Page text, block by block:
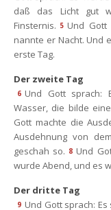
daß das Licht gut
Finsternis. 5 Und
nannte er Nacht. Und
erste Tag.
Der zweite Tag
6 Und Gott sprach:
Wasser, die bilde
Gott machte die
Ausdehnung von
geschah so. 8 Und
wurde Abend, und es
Der dritte Tag
9 Und Gott sprach: